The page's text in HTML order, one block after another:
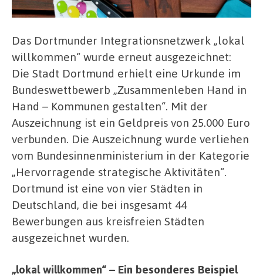
Das Dortmunder Integrationsnetzwerk „lokal
willkommen“ wurde erneut ausgezeichnet:
Die Stadt Dortmund erhielt eine Urkunde im
Bundeswettbewerb „Zusammenleben Hand in
Hand – Kommunen gestalten“. Mit der
Auszeichnung ist ein Geldpreis von 25.000 Euro
verbunden. Die Auszeichnung wurde verliehen
vom Bundesinnenministerium in der Kategorie
„Hervorragende strategische Aktivitäten“.
Dortmund ist eine von vier Städten in
Deutschland, die bei insgesamt 44
Bewerbungen aus kreisfreien Städten
ausgezeichnet wurden.
„lokal willkommen“ – Ein besonderes Beispiel